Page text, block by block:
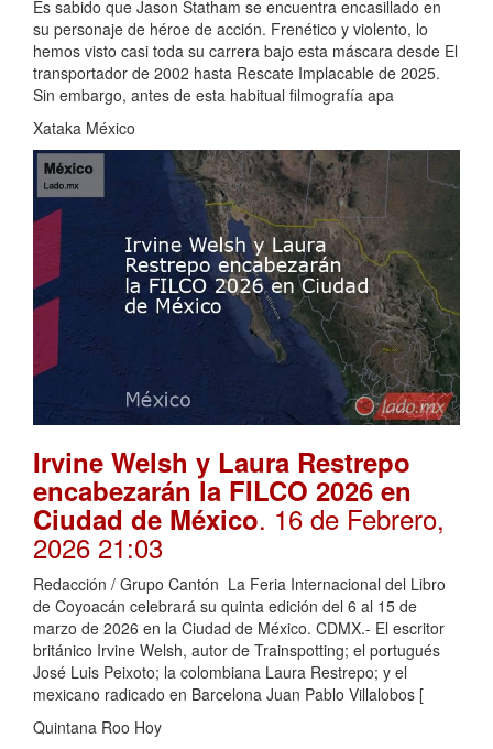
Es sabido que Jason Statham se encuentra encasillado en
su personaje de héroe de acción. Frenético y violento, lo
hemos visto casi toda su carrera bajo esta máscara desde El
transportador de 2002 hasta Rescate Implacable de 2025.
Sin embargo, antes de esta habitual filmografía apa
Xataka México
Irvine Welsh y Laura Restrepo
encabezarán la FILCO 2026 en
Ciudad de México. 16 de Febrero,
2026 21:03
Redacción / Grupo Cantón La Feria Internacional del Libro
de Coyoacán celebrará su quinta edición del 6 al 15 de
marzo de 2026 en la Ciudad de México. CDMX.- El escritor
británico Irvine Welsh, autor de Trainspotting; el portugués
José Luis Peixoto; la colombiana Laura Restrepo; y el
mexicano radicado en Barcelona Juan Pablo Villalobos [
Quintana Roo Hoy